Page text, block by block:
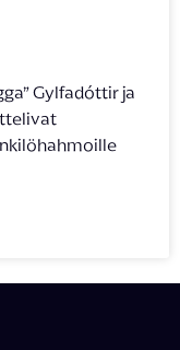
Gylfadóttir ja